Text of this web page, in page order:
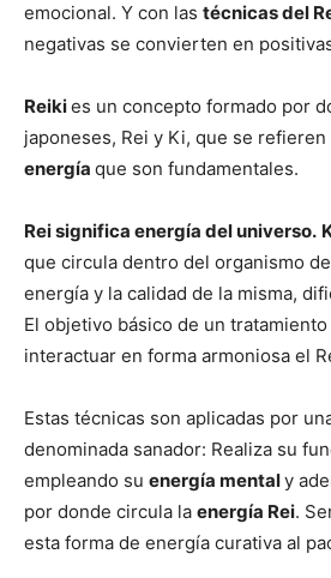
emocional. Y con las técnicas del
negativas se convierten en
Reikies un concepto formado por
japoneses, Rei y Ki, que se refieren
energía que son fundamentales.
Rei significa energía del universo.
que circula dentro del organismo
energía y la calidad de la misma,
El objetivo básico de un
interactuar en forma armoniosa el
Estas técnicas son aplicadas por
denominada sanador: Realiza su
empleando su energía mentaly
por donde circula la energía Rei.
esta forma de energía curativa al